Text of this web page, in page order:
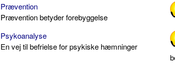
Prævention
Prævention betyder forebyggelse
Psykoanalyse
En vej til befrielse for psykiske hæmninger